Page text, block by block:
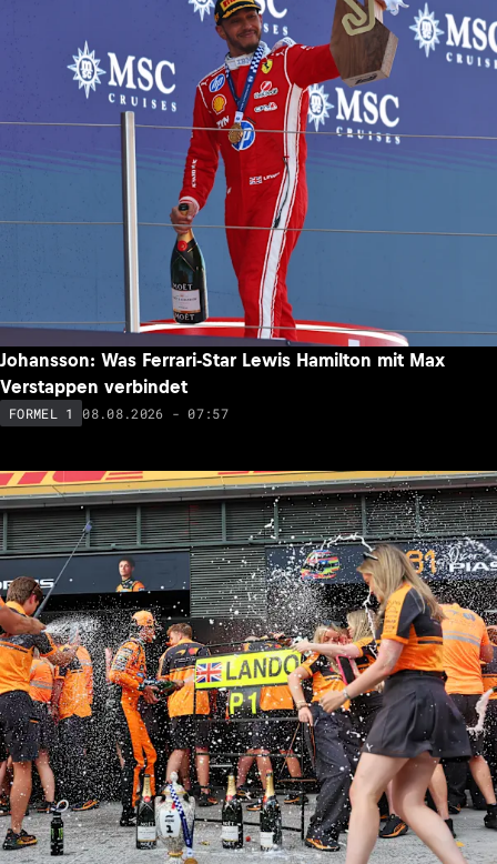
Johansson: Was Ferrari-Star Lewis Hamilton mit Max
Verstappen verbindet
FORMEL 1 08.08.2026 - 07:57